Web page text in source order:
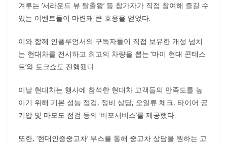
겨루는 ‘서라운드 뷰 탈출왕’ 등 참가자가 직접 참여해 즐길 수
있는 이벤트들이 마련돼 큰 호응을 얻었다.
이와 함께 인플루언서의 구독자들이 직접 보유한 개성 넘치
는 현대차를 전시하고 최고의 차량을 뽑는 ‘마이 현대 콘테스
트’와 토크쇼도 진행됐다.
이날 현대차는 행사에 참석한 현대차 고객들의 만족도를 높
이기 위해 기본 성능 점검, 정비 상담, 오일류 체크, 타이어 공
기압 및 마모도 점검 등의 ‘비포서비스’를 제공했다.
또한, ‘현대인증중고차’ 부스를 통해 중고차 상담을 원하는 고